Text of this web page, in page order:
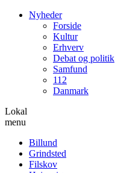
Nyheder
Forside
Kultur
Erhverv
Debat og politik
Samfund
112
Danmark
Lokal
menu
Billund
Grindsted
Filskov